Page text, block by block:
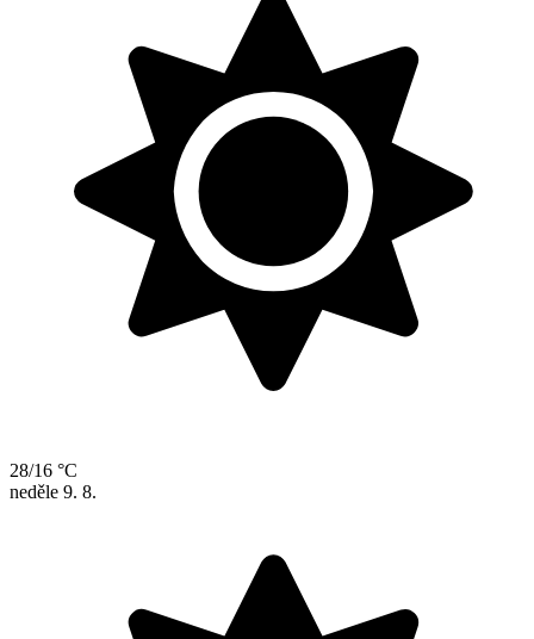
28/16 °C
neděle 9. 8.